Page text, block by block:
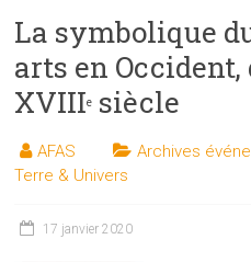
La symbolique
arts en
XVIIIe siècle
AFAS Archives
Terre & Univers
17 janvier 2020